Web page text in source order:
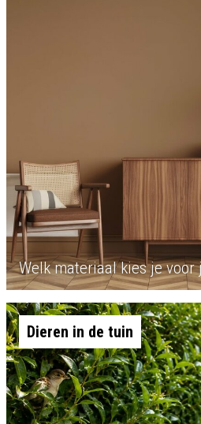
Welk materiaal kies je voor
Dieren in de tuin